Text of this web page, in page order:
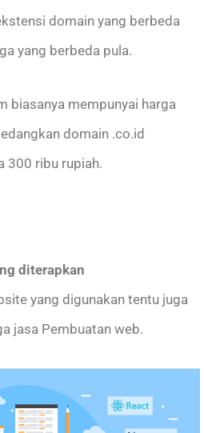
domain yang berbeda
yang berbeda pula.
biasanya mempunyai harga
domain .co.id
300 ribu rupiah.
diterapkan
yang digunakan tentu juga
jasa Pembuatan web.